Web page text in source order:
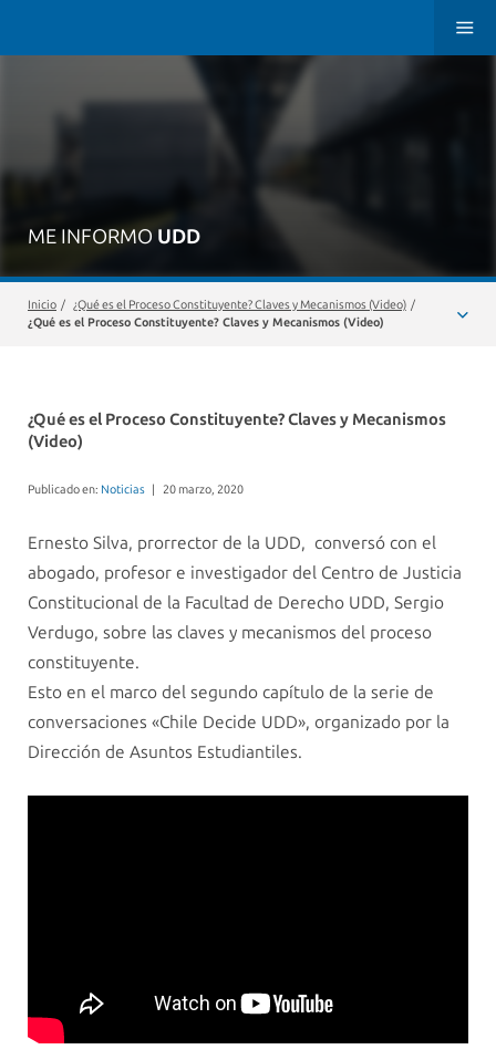
ME INFORMO UDD
Inicio / ¿Qué es el Proceso Constituyente? Claves y Mecanismos (Video) /
¿Qué es el Proceso Constituyente? Claves y Mecanismos (Video)
¿Qué es el Proceso Constituyente? Claves y Mecanismos
(Video)
Publicado en: Noticias | 20 marzo, 2020
Ernesto Silva, prorrector de la UDD, conversó con el
abogado, profesor e investigador del Centro de Justicia
Constitucional de la Facultad de Derecho UDD, Sergio
Verdugo, sobre las claves y mecanismos del proceso
constituyente.
Esto en el marco del segundo capítulo de la serie de
conversaciones «Chile Decide UDD», organizado por la
Dirección de Asuntos Estudiantiles.